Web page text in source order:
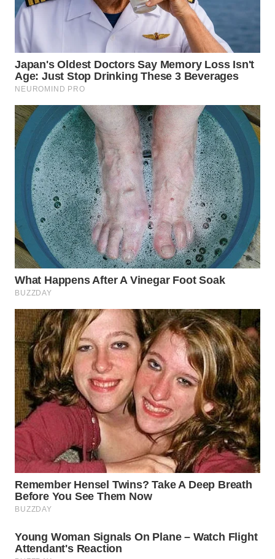
WN DELI
SERDANG
WN
TEBING
WN
PAKPAK
WN
KARAWANG
WN
BEKASI
WN
BOGOR
WN
DEPOK
WN
TAPANULI
UTARA
WN
SAMOSIR
WN
PADANG
LAWAS
SUMEDANG